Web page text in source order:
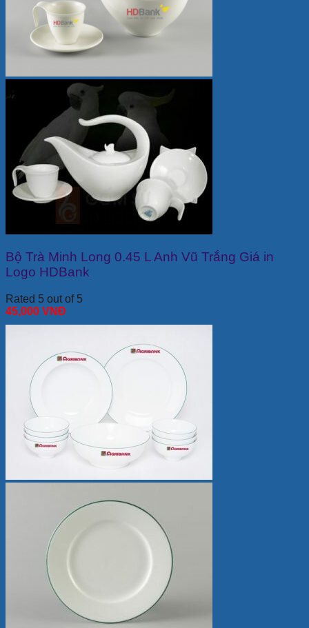
Bộ Trà Minh Long 0.45 L Anh Vũ Trắng Giá in
Logo HDBank
Rated 5 out of 5
45,000 VNĐ